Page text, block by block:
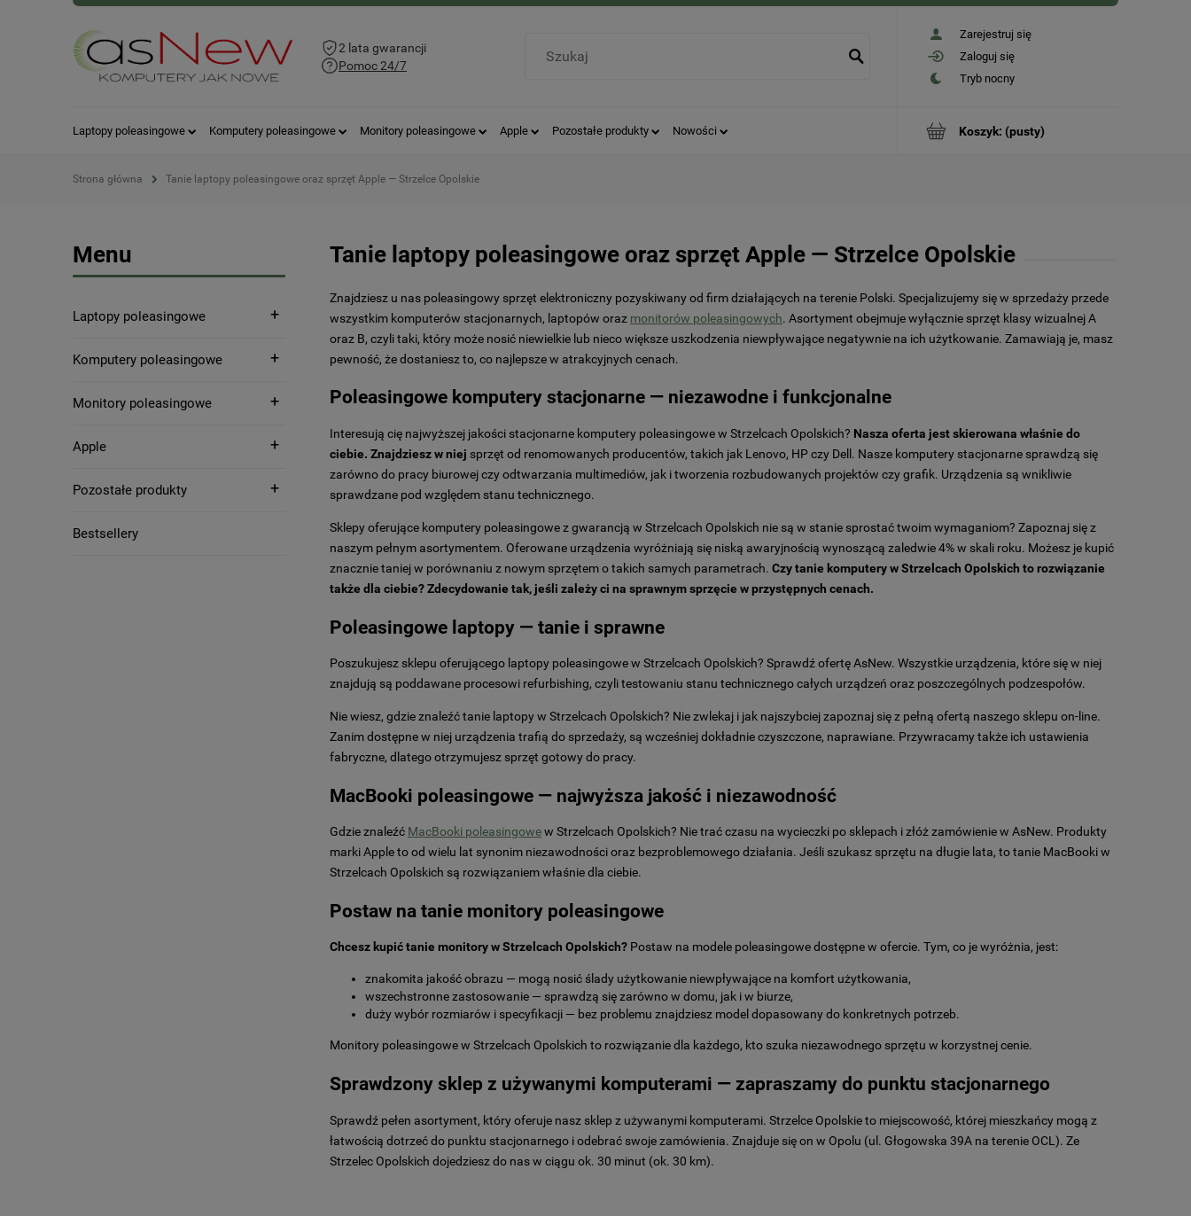
Zarejestruj się
Zaloguj się
2 lata gwarancji
Pomoc 24/7
Koszyk: (pusty)
Laptopy poleasingowe Komputery poleasingowe Monitory poleasingowe Apple Pozostałe produkty Nowości
Strona główna Tanie laptopy poleasingowe oraz sprzęt Apple — Strzelce Opolskie
Menu
Laptopy poleasingowe
Komputery poleasingowe
Monitory poleasingowe
Apple
Pozostałe produkty
Bestsellery
Tanie laptopy poleasingowe oraz sprzęt Apple — Strzelce Opolskie
Znajdziesz u nas poleasingowy sprzęt elektroniczny pozyskiwany od firm działających na terenie Polski. Specjalizujemy się w sprzedaży przede
wszystkim komputerów stacjonarnych, laptopów oraz monitorów poleasingowych. Asortyment obejmuje wyłącznie sprzęt klasy wizualnej A
oraz B, czyli taki, który może nosić niewielkie lub nieco większe uszkodzenia niewpływające negatywnie na ich użytkowanie. Zamawiają je, masz
pewność, że dostaniesz to, co najlepsze w atrakcyjnych cenach.
Poleasingowe komputery stacjonarne — niezawodne i funkcjonalne
Interesują cię najwyższej jakości stacjonarne komputery poleasingowe w Strzelcach Opolskich? Nasza oferta jest skierowana właśnie do
ciebie. Znajdziesz w niej sprzęt od renomowanych producentów, takich jak Lenovo, HP czy Dell. Nasze komputery stacjonarne sprawdzą się
zarówno do pracy biurowej czy odtwarzania multimediów, jak i tworzenia rozbudowanych projektów czy grafik. Urządzenia są wnikliwie
sprawdzane pod względem stanu technicznego.
Sklepy oferujące komputery poleasingowe z gwarancją w Strzelcach Opolskich nie są w stanie sprostać twoim wymaganiom? Zapoznaj się z
naszym pełnym asortymentem. Oferowane urządzenia wyróżniają się niską awaryjnością wynoszącą zaledwie 4% w skali roku. Możesz je kupić
znacznie taniej w porównaniu z nowym sprzętem o takich samych parametrach. Czy tanie komputery w Strzelcach Opolskich to rozwiązanie
także dla ciebie? Zdecydowanie tak, jeśli zależy ci na sprawnym sprzęcie w przystępnych cenach.
Poleasingowe laptopy — tanie i sprawne
Poszukujesz sklepu oferującego laptopy poleasingowe w Strzelcach Opolskich? Sprawdź ofertę AsNew. Wszystkie urządzenia, które się w niej
znajdują są poddawane procesowi refurbishing, czyli testowaniu stanu technicznego całych urządzeń oraz poszczególnych podzespołów.
Nie wiesz, gdzie znaleźć tanie laptopy w Strzelcach Opolskich? Nie zwlekaj i jak najszybciej zapoznaj się z pełną ofertą naszego sklepu on-line.
Zanim dostępne w niej urządzenia trafią do sprzedaży, są wcześniej dokładnie czyszczone, naprawiane. Przywracamy także ich ustawienia
fabryczne, dlatego otrzymujesz sprzęt gotowy do pracy.
MacBooki poleasingowe — najwyższa jakość i niezawodność
Gdzie znaleźć MacBooki poleasingowew Strzelcach Opolskich? Nie trać czasu na wycieczki po sklepach i złóż zamówienie w AsNew. Produkty
marki Apple to od wielu lat synonim niezawodności oraz bezproblemowego działania. Jeśli szukasz sprzętu na długie lata, to tanie MacBooki w
Strzelcach Opolskich są rozwiązaniem właśnie dla ciebie.
Postaw na tanie monitory poleasingowe
Chcesz kupić tanie monitory w Strzelcach Opolskich? Postaw na modele poleasingowe dostępne w ofercie. Tym, co je wyróżnia, jest:
znakomita jakość obrazu — mogą nosić ślady użytkowanie niewpływające na komfort użytkowania,
wszechstronne zastosowanie — sprawdzą się zarówno w domu, jak i w biurze,
duży wybór rozmiarów i specyfikacji — bez problemu znajdziesz model dopasowany do konkretnych potrzeb.
Monitory poleasingowe w Strzelcach Opolskich to rozwiązanie dla każdego, kto szuka niezawodnego sprzętu w korzystnej cenie.
Sprawdzony sklep z używanymi komputerami — zapraszamy do punktu stacjonarnego
Sprawdź pełen asortyment, który oferuje nasz sklep z używanymi komputerami. Strzelce Opolskie to miejscowość, której mieszkańcy mogą z
łatwością dotrzeć do punktu stacjonarnego i odebrać swoje zamówienia. Znajduje się on w Opolu (ul. Głogowska 39A na terenie OCL). Ze
Strzelec Opolskich dojedziesz do nas w ciągu ok. 30 minut (ok. 30 km).